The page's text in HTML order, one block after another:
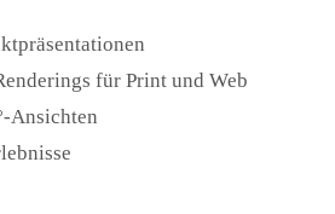
für Print und Web
Ansichten